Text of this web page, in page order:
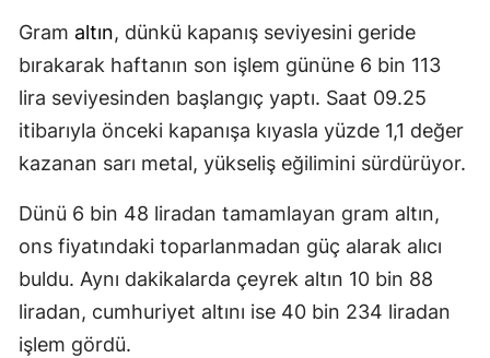
Gram altın, dünkü kapanış seviyesini geride
bırakarak haftanın son işlem gününe 6 bin 113
lira seviyesinden başlangıç yaptı. Saat 09.25
itibarıyla önceki kapanışa kıyasla yüzde 1,1 değer
kazanan sarı metal, yükseliş eğilimini sürdürüyor.
Dünü 6 bin 48 liradan tamamlayan gram altın,
ons fiyatındaki toparlanmadan güç alarak alıcı
buldu. Aynı dakikalarda çeyrek altın 10 bin 88
liradan, cumhuriyet altını ise 40 bin 234 liradan
işlem gördü.